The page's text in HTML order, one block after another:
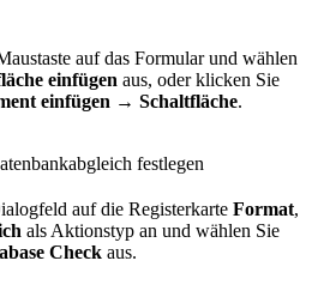
auf das Formular und wählen
einfügen aus, oder klicken Sie
einfügen → Schaltfläche.
festlegen
auf die Registerkarte Format,
als Aktionstyp an und wählen Sie
Check aus.